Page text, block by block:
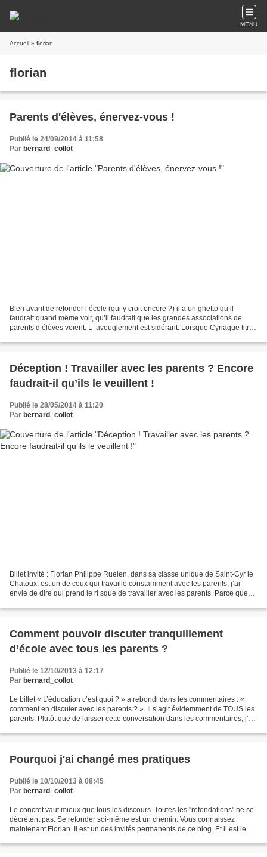
MENU
Accueil » florian
florian
Parents d'élèves, énervez-vous !
Publié le 24/09/2014 à 11:58
Par bernard_collot
Bien avant de refonder l’école (qui y croit encore ?) il a un ghetto qu’il
faudrait quand même voir, qu’il faudrait que les grandes associations de
parents d’élèves voient. L ’aveuglement est sidérant. Lorsque Cyriaque titre
Déception ! Travailler avec les parents ? Encore
faudrait-il qu’ils le veuillent !
Publié le 28/05/2014 à 11:20
Par bernard_collot
Billet invité : Florian Philippe Ruelen, dans sa classe unique de Saint-Cyr le
Chatoux, est un de ceux qui travaille constamment avec les parents, j’ai
envie de dire qui prend le ri sque de travailler avec les parents. Parce que
Comment pouvoir discuter tranquillement
d’école avec tous les parents ?
Publié le 12/10/2013 à 12:17
Par bernard_collot
Le billet « L’éducation c’est quoi ? » a rebondi dans les commentaires : «
comment en discuter avec les parents ? ». Il s’agit évidemment de TOUS les
parents. Plutôt que de laisser cette conversation dans les commentaires, j’ai
Pourquoi j'ai changé mes pratiques
Publié le 10/10/2013 à 08:45
Par bernard_collot
Le concret vaut mieux que tous les discours. Toutes les "refondations" ne se
décrètent pas. Se refonder soi-même est un chemin. Vous connaissez
maintenant Florian. Il est un des invités permanents de ce blog. Et il est le